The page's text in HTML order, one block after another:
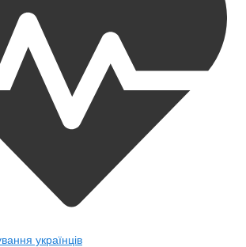
українців